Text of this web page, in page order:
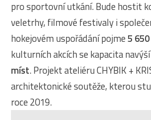
pro sportovní utkání. Bude hostit
veletrhy, filmové festivaly i
hokejovém uspořádání pojme5
kulturních akcích se kapacita
míst. Projekt ateliéru CHYBIK +
architektonické soutěže, kterou
roce 2019.